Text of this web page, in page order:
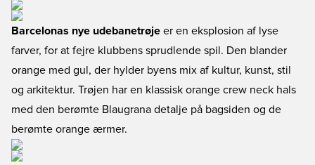
Barcelonas nye udebanetrøje er en eksplosion af lyse
farver, for at fejre klubbens sprudlende spil. Den blander
orange med gul, der hylder byens mix af kultur, kunst, stil
og arkitektur. Trøjen har en klassisk orange crew neck hals
med den berømte Blaugrana detalje på bagsiden og de
berømte orange ærmer.